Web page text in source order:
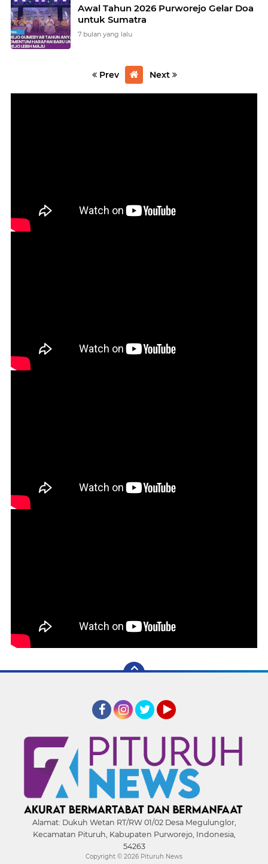
Awal Tahun 2026 Purworejo Gelar Doa
untuk Sumatra
7 bulan yang lalu
Prev Next
Alamat: Dukuh Wetan RT/RW 01/02 Desa Megulunglor,
Kecamatan Pituruh, Kabupaten Purworejo, Indonesia,
54263
Copyright © 2026 Pituruh News